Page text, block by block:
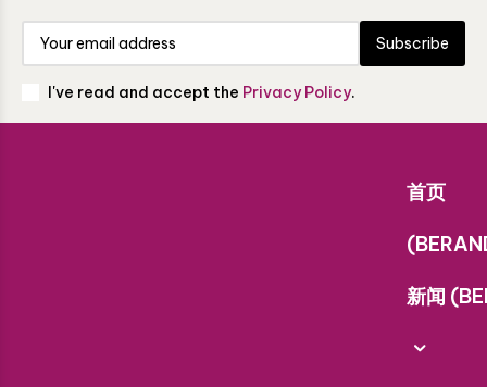
Subscribe
I've read and accept the Privacy Policy.
首页
新闻